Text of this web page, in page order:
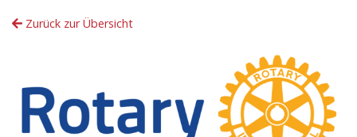
Zurück zur Übersicht